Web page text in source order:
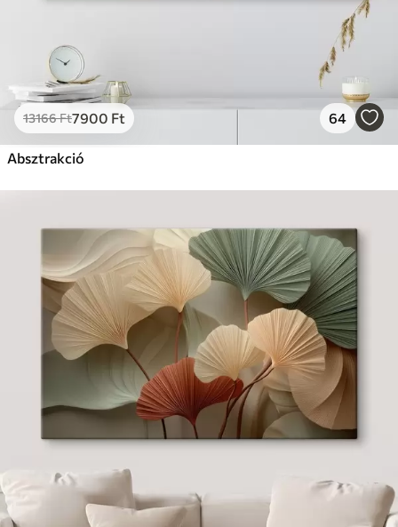
13166Ft7900 Ft 64
Absztrakció